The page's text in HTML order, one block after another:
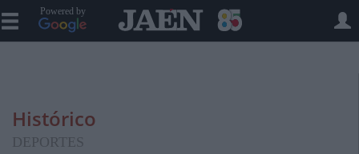
Powered by
Histórico
DEPORTES